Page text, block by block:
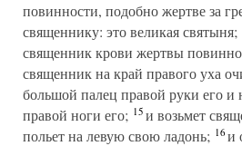
повинности, подобно жертве за
священнику: это великая святыня;
священник крови жертвы
священник на край правого уха
большой палец правой руки его и
правой ноги его; 15и возьмет
польет на левую свою ладонь; 16и